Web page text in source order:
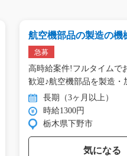
航空機部品の製造の機
ター/y04_00530
急募
高時給案件!フルタイムで
歓迎♪航空機部品を製造
長期（3ヶ月以上）
時給1300円
栃木県下野市
気になる